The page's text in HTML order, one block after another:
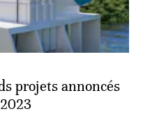
projets annoncés